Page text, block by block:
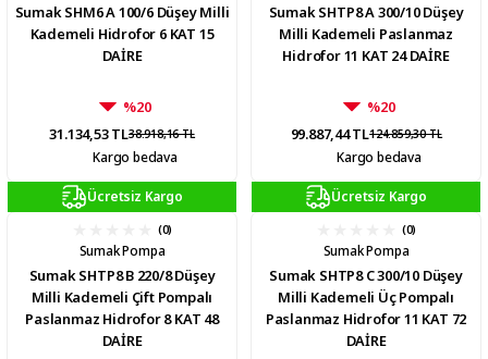
Sumak SHM6 A 100/6 Düşey Milli
Kademeli Hidrofor 6 KAT 15
DAİRE
%20
31.134,53 TL38.918,16 TL
Kargo bedava
Sumak SHTP8 A 300/10 Düşey
Milli Kademeli Paslanmaz
Hidrofor 11 KAT 24 DAİRE
%20
99.887,44 TL124.859,30 TL
Kargo bedava
Ücretsiz Kargo
(0)
Sumak Pompa
Sumak SHTP8 B 220/8 Düşey
Milli Kademeli Çift Pompalı
Paslanmaz Hidrofor 8 KAT 48
DAİRE
Ücretsiz Kargo
(0)
Sumak Pompa
Sumak SHTP8 C 300/10 Düşey
Milli Kademeli Üç Pompalı
Paslanmaz Hidrofor 11 KAT 72
DAİRE